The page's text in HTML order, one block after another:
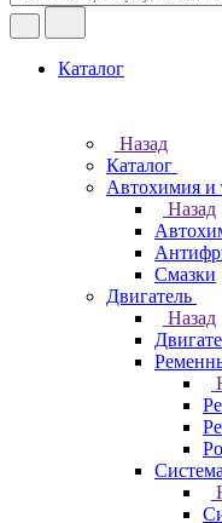
Каталог
Назад
Каталог
Автохимия и
Назад
Смазки
Двигатель
Назад